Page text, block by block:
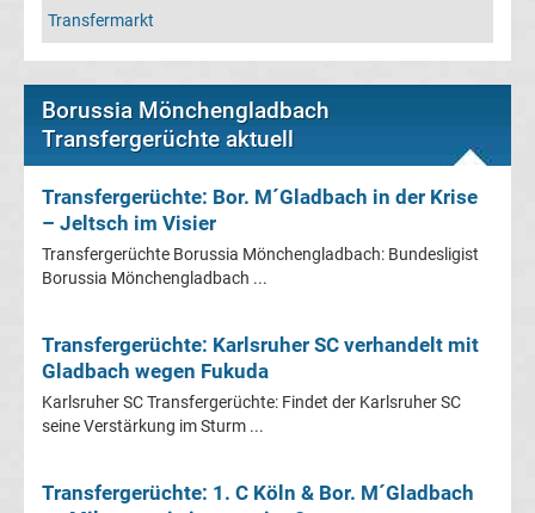
Borussia
Mönchengladbach
Transfergerüchte
Chemnitzer
FC
Transfergerüchte
Dynamo
Transfermarkt
Borussia Mönchengladbach
Transfergerüchte aktuell
Transfergerüchte: Bor. M´Gladbach in der Krise
– Jeltsch im Visier
Transfergerüchte Borussia Mönchengladbach: Bundesligist
Borussia Mönchengladbach ...
Transfergerüchte: Karlsruher SC verhandelt mit
Gladbach wegen Fukuda
Karlsruher SC Transfergerüchte: Findet der Karlsruher SC
seine Verstärkung im Sturm ...
Transfergerüchte: 1. C Köln & Bor. M´Gladbach